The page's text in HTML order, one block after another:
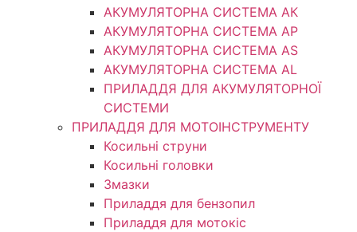
АКУМУЛЯТОРНА СИСТЕМА АК
АКУМУЛЯТОРНА СИСТЕМА АР
АКУМУЛЯТОРНА СИСТЕМА AS
АКУМУЛЯТОРНА СИСТЕМА AL
ПРИЛАДДЯ ДЛЯ АКУМУЛЯТОРНОЇ
СИСТЕМИ
ПРИЛАДДЯ ДЛЯ МОТОІНСТРУМЕНТУ
Косильні струни
Косильні головки
Змазки
Приладдя для бензопил
Приладдя для мотокіс